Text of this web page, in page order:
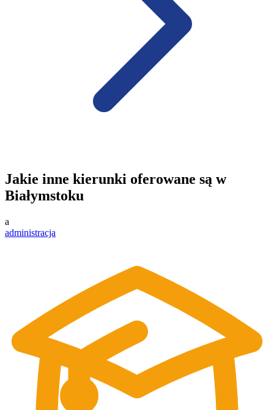
Jakie inne kierunki oferowane są w
Białymstoku
a
administracja